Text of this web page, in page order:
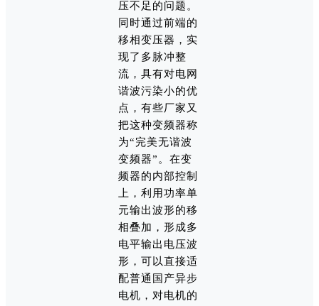
压不足的问题。
同时通过前端的
移相变压器，实
现了多脉冲整
流，具有对电网
谐波污染小的优
点，有些厂家又
把这种变频器称
为“完美无谐波
变频器”。在变
频器的内部控制
上，利用功率单
元输出波形的移
相叠加，形成多
电平输出电压波
形，可以直接适
配普通国产异步
电机，对电机的